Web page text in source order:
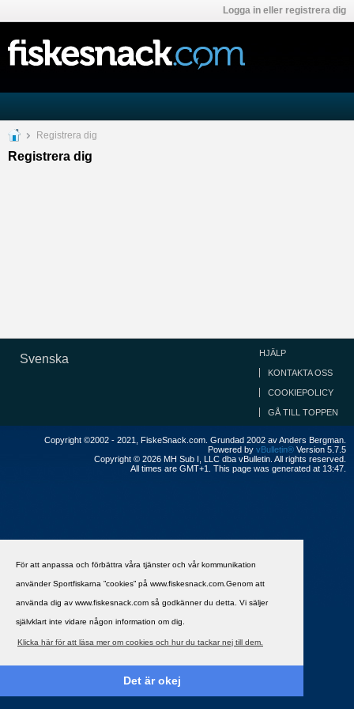
För att anpassa och förbättra våra tjänster och vår kommunikation
använder Sportfiskarna ”cookies” på www.fiskesnack.com.Genom att
använda dig av www.fiskesnack.com så godkänner du detta. Vi säljer
självklart inte vidare någon information om dig.
Klicka här för att läsa mer om cookies och hur du tackar nej till dem.
Det är okej
Logga in eller registrera dig
Registrera dig
Registrera dig
Svenska HJÄLP
KONTAKTA OSS
COOKIEPOLICY
GÅ TILL TOPPEN
Copyright ©2002 - 2021, FiskeSnack.com. Grundad 2002 av Anders Bergman.
Powered by vBulletin® Version 5.7.5
Copyright © 2026 MH Sub I, LLC dba vBulletin. All rights reserved.
All times are GMT+1. This page was generated at 13:47.